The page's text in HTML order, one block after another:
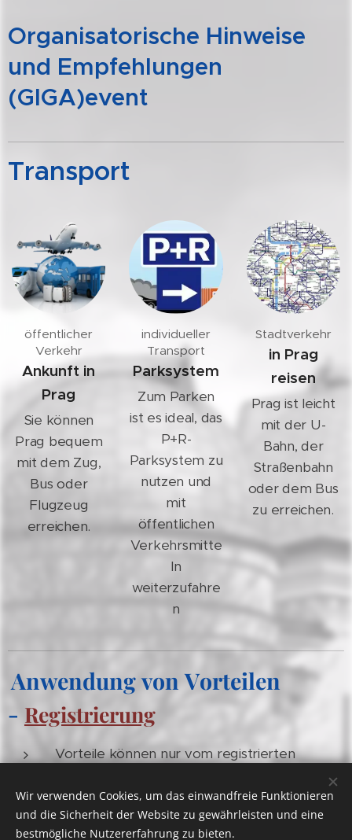
Organisatorische Hinweise
und Empfehlungen
(GIGA)event
Transport
öffentlicher
Verkehr
Ankunft in
Prag
Sie können
Prag bequem
mit dem Zug,
Bus oder
Flugzeug
erreichen.
individueller
Transport
Parksystem
Zum Parken
ist es ideal, das
P+R-
Parksystem zu
nutzen und
mit
öffentlichen
Verkehrsmitte
ln
weiterzufahre
n
Stadtverkehr
in Prag
reisen
Prag ist leicht
mit der U-
Bahn, der
Straßenbahn
oder dem Bus
zu erreichen.
Anwendung von Vorteilen
- Registrierung
Vorteile können nur vom registrierten
Teilnehmer in Anspruch genommen werden.
Die Registrierung erfolgt über das
Anmeldeformular auf der
Wir verwenden Cookies, um das einwandfreie Funktionieren
und die Sicherheit der Website zu gewährleisten und eine
bestmögliche Nutzererfahrung zu bieten.